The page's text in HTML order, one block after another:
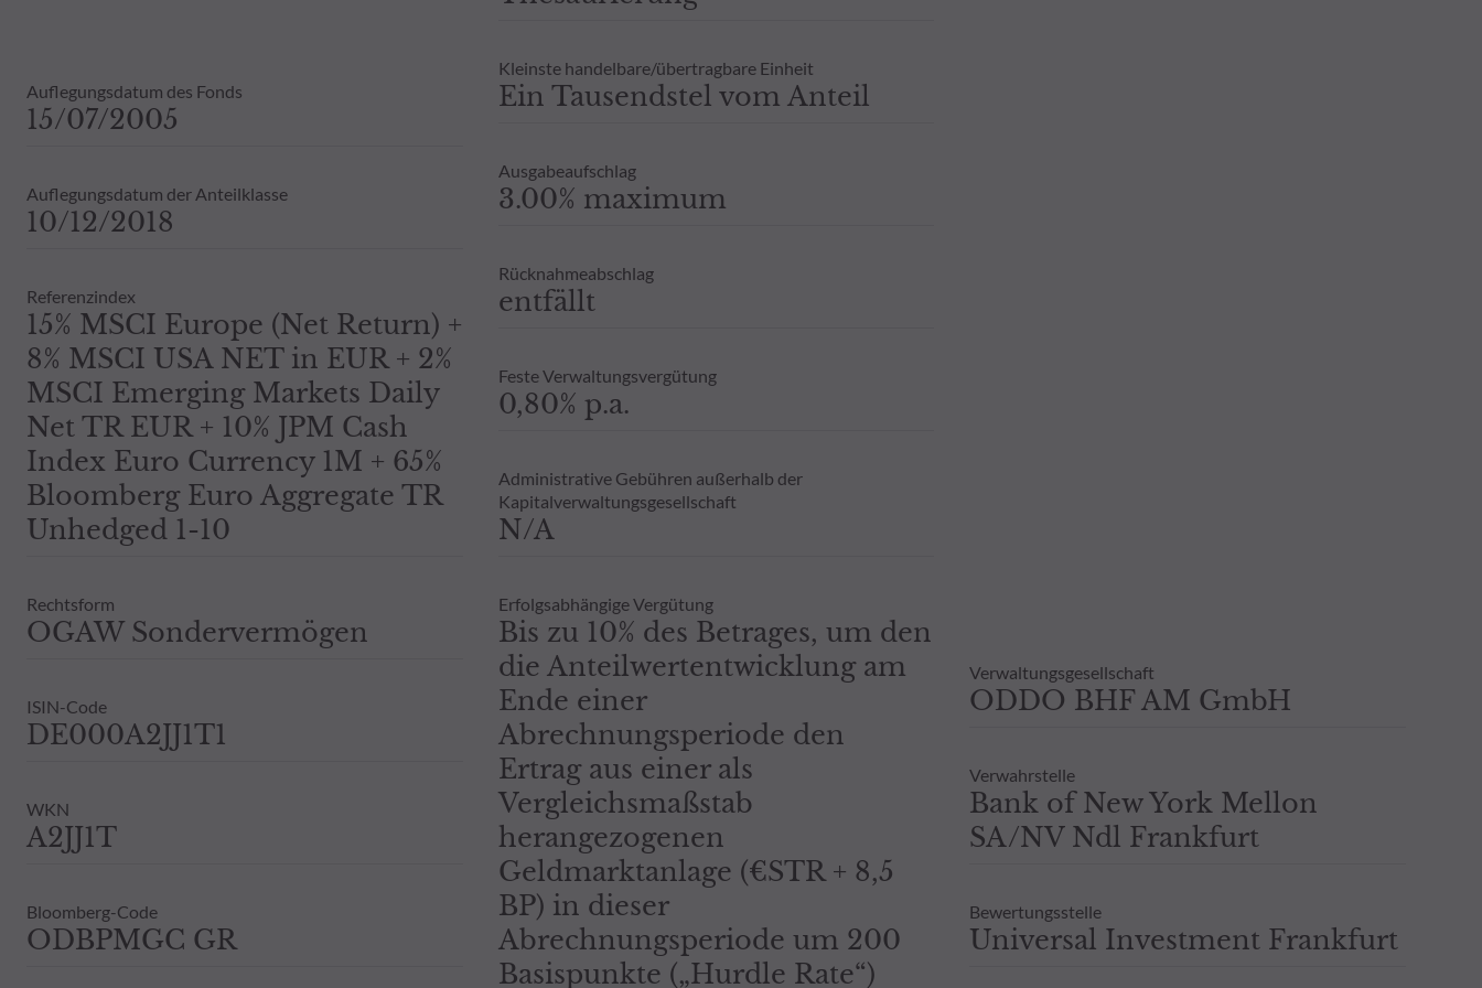
Auflegungsdatum des Fonds
15/07/2005
Auflegungsdatum der Anteilklasse
10/12/2018
Referenzindex
15% MSCI Europe (Net Return) +
8% MSCI USA NET in EUR + 2%
MSCI Emerging Markets Daily
Net TR EUR + 10% JPM Cash
Index Euro Currency 1M + 65%
Bloomberg Euro Aggregate TR
Unhedged 1-10
Rechtsform
OGAW Sondervermögen
ISIN-Code
DE000A2JJ1T1
WKN
A2JJ1T
Bloomberg-Code
ODBPMGC GR
Kleinste handelbare/übertragbare Einheit
Ein Tausendstel vom Anteil
Ausgabeaufschlag
3.00% maximum
Rücknahmeabschlag
entfällt
Feste Verwaltungsvergütung
0,80% p.a.
Administrative Gebühren außerhalb der
Kapitalverwaltungsgesellschaft
N/A
Erfolgsabhängige Vergütung
Bis zu 10% des Betrages, um den
die Anteilwertentwicklung am
Ende einer
Abrechnungsperiode den
Ertrag aus einer als
Vergleichsmaßstab
herangezogenen
Geldmarktanlage (€STR + 8,5
BP) in dieser
Abrechnungsperiode um 200
Basispunkte („Hurdle Rate“)
Verwaltungsgesellschaft
ODDO BHF AM GmbH
Verwahrstelle
Bank of New York Mellon
SA/NV Ndl Frankfurt
Bewertungsstelle
Universal Investment Frankfurt
Daher wird empfohlen, sich vor einer Zeichnung an einen Steuerberater zu wenden. Weitere Informationen sind auf Anfrage erhältlich.
Bestandsinformationen zu allen von ODDO BHF AM GmbH in Deutschland aufgelegten Publikumsfonds. Eine Wertentwicklung in der
Vergangenheit darf nicht als Hinweis oder Garantie für die zukünftige Wertentwicklung angesehen werden, und es wird keine -